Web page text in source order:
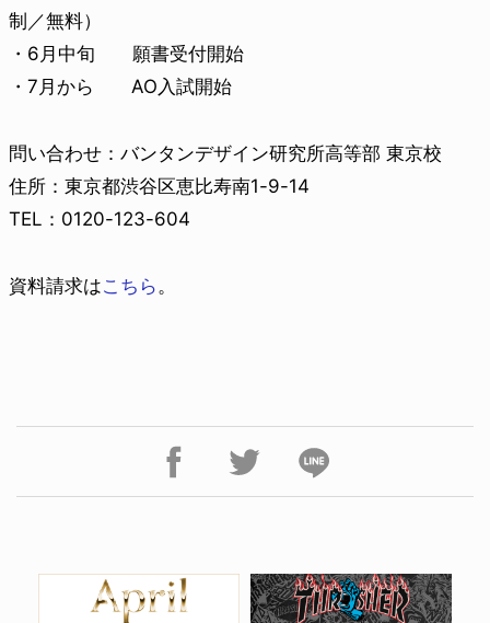
制／無料）
・6月中旬 願書受付開始
・7月から AO入試開始
問い合わせ：バンタンデザイン研究所高等部 東京校
住所：東京都渋谷区恵比寿南1-9-14
TEL：0120-123-604
資料請求はこちら。